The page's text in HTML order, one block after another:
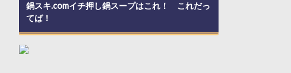
鍋スキ.comイチ押し鍋スープはこれ！ これだっ
てば！